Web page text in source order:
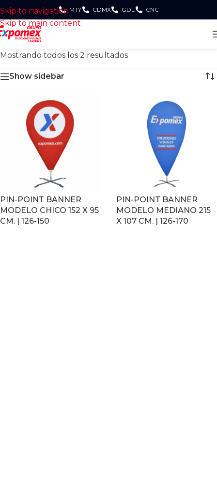
Skip to navigation
Skip to main content
MTY CDMX GDL CNC
Mostrando todos los 2 resultados
Show sidebar
PIN-POINT BANNER
MODELO CHICO 152 X 95
CM. | 126-150
PIN-POINT BANNER
MODELO MEDIANO 215
X 107 CM. | 126-170